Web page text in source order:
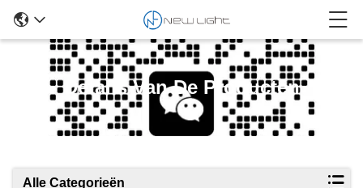
Details Van De Producten
Alle Categorieën